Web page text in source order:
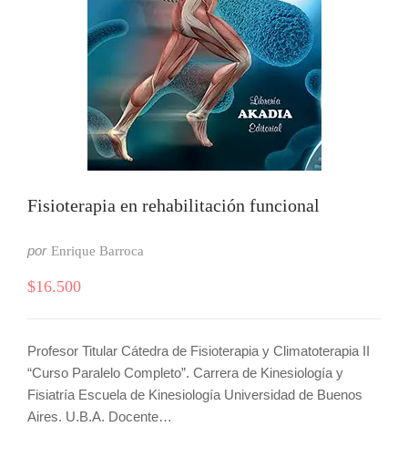
Fisioterapia en rehabilitación funcional
por Enrique Barroca
$16.500
Profesor Titular Cátedra de Fisioterapia y Climatoterapia II
“Curso Paralelo Completo”. Carrera de Kinesiología y
Fisiatría Escuela de Kinesiología Universidad de Buenos
Aires. U.B.A. Docente…